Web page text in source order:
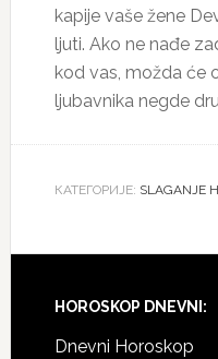
kapije vaše žene
ljuti. Ako ne nađe
kod vas, možda će
ljubavnika negde
КАТЕГОРИЈЕ: SLAGANJE
Footer
HOROSKOP DNEVNI:
Dnevni Horoskop